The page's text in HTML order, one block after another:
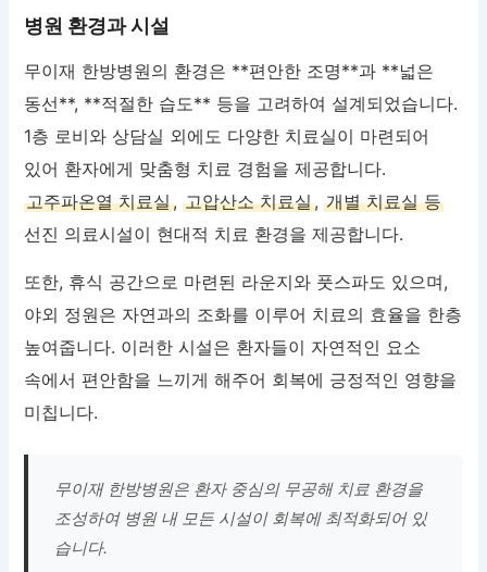
병원 환경과 시설
무이재 한방병원의 환경은 **편안한 조명**과 **넓은
동선**, **적절한 습도** 등을 고려하여 설계되었습니다.
1층 로비와 상담실 외에도 다양한 치료실이 마련되어
있어 환자에게 맞춤형 치료 경험을 제공합니다.
고주파온열 치료실,고압산소 치료실,개별 치료실 등
선진 의료시설이 현대적 치료 환경을 제공합니다.
또한, 휴식 공간으로 마련된 라운지와 풋스파도 있으며,
야외 정원은 자연과의 조화를 이루어 치료의 효율을 한층
높여줍니다. 이러한 시설은 환자들이 자연적인 요소
속에서 편안함을 느끼게 해주어 회복에 긍정적인 영향을
미칩니다.
무이재 한방병원은 환자 중심의 무공해 치료 환경을
조성하여 병원 내 모든 시설이 회복에 최적화되어 있
습니다.